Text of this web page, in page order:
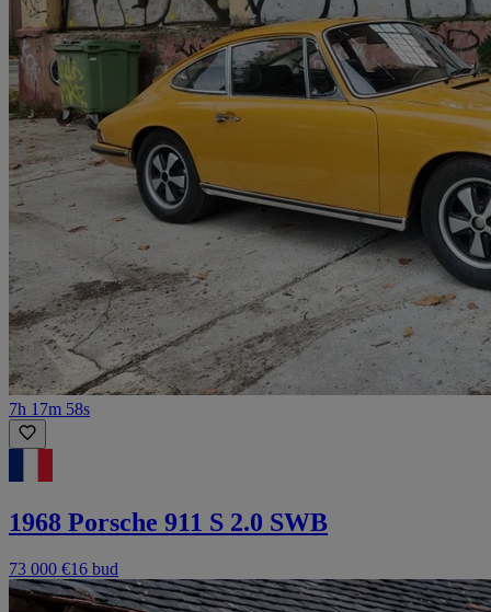
7h 17m 58s
1968 Porsche 911 S 2.0 SWB
73 000 €16 bud